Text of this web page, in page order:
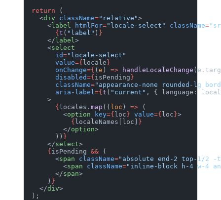
  return
(
    <
div className= "relative"
      <
label htmlFor= "locale-select" className=
        {
t ( "label" )
      </
label
      <
select
        id
= "locale-select"
        value
={ locale
        onChange
={ ( e ) => handleLocaleChange
        disabled
={ isPending
        className
= "appearance-none rounded-lg
        aria-label
={ t ( "current"
, { language:
      >
        {
locales.map (( loc ) =>
(
          <
option key={ loc value={ loc}
            {
localeNames[loc]
          </
option
        ))
      </
select
      {
isPending &&
(
        <
span className= "absolute end-2 top-1/2
          <
span className= "inline-block h-4 w-4
        </
span
      )
    </
div
  );